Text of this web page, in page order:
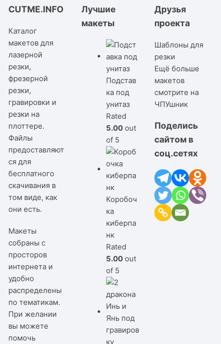
CUTME.INFO
Каталог
макетов для
лазерной
резки,
фрезерной
резки,
гравировки и
резки на
плоттере.
Файлы
предоставляют
ся для
бесплатного
скачивания в
том виде, как
они есть.
Макеты
собраны с
просторов
интернета и
удобно
распределены
по тематикам.
При желании
вы можете
помочь
Лучшие
макеты
Подстав
ка под
унитаз
Rated
5.00 out
of 5
Коробоч
ка
киберпа
нк
Rated
5.00 out
of 5
Друзья
проекта
Шаблоны для
резки
Ещё больше
макетов
смотрите на
ЧПУшник
Поделись
сайтом в
соц.сетях